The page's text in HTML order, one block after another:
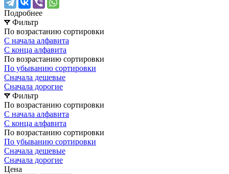
Подробнее
Фильтр
По возрастанию сортировки
С начала алфавита
С конца алфавита
По возрастанию сортировки
По убыванию сортировки
Сначала дешевые
Сначала дорогие
Фильтр
По возрастанию сортировки
С начала алфавита
С конца алфавита
По возрастанию сортировки
По убыванию сортировки
Сначала дешевые
Сначала дорогие
Цена